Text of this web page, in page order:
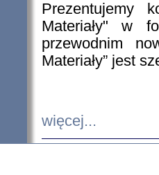
Prezentujemy
Materiały" w
przewodnim
Materiały” jest
więcej...